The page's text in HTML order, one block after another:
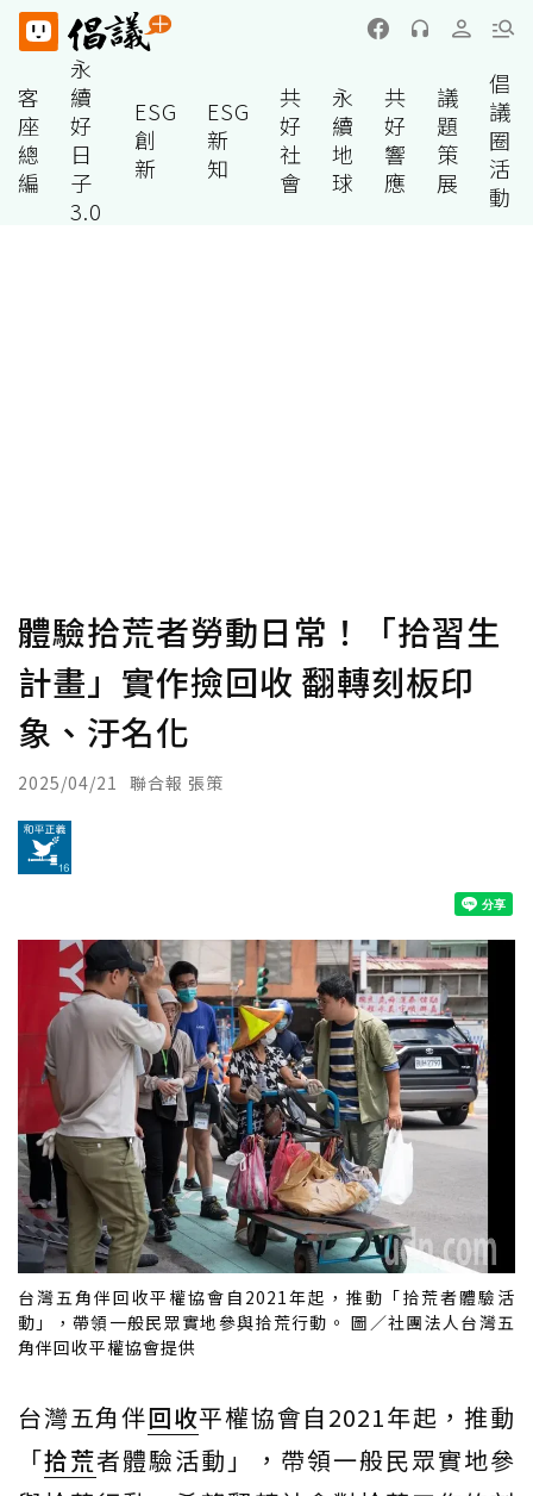
客
座
總
編
永
續
好
日
子
3.0
ESG
創
新
ESG
新
知
共
好
社
會
永
續
地
球
共
好
響
應
議
題
策
展
倡
議
圈
活
動
體驗拾荒者勞動日常！「拾習生
計畫」實作撿回收 翻轉刻板印
象、汙名化
2025/04/21 聯合報 張策
台灣五角伴回收平權協會自2021年起，推動「拾荒者體驗活
動」，帶領一般民眾實地參與拾荒行動。 圖／社團法人台灣五
角伴回收平權協會提供
台灣五角伴回收平權協會自2021年起，推動
「拾荒者體驗活動」，帶領一般民眾實地參